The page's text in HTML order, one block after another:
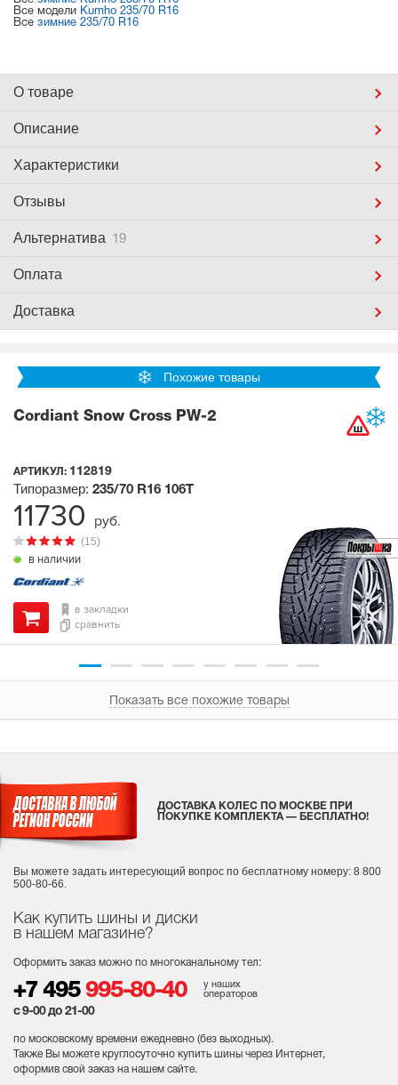
Все модели Kumho 235/70 R16
Все зимние 235/70 R16
О товаре
Описание
Характеристики
Отзывы
Альтернатива 19
Оплата
Доставка
Похожие товары
Cordiant Snow Cross PW-2
АРТИКУЛ: 112819
в наличии
(15)
Типоразмер: 235/70 R16 106T
в закладки
сравнить
11730 руб.
Показать все похожие товары
Как купить шины и диски
в нашем магазине?
Оформить заказ можно по многоканальному тел:
+7 495 995-80-40
у наших
операторов
с 9-00 до 21-00
по московскому времени ежедневно (без выходных).
Также Вы можете круглосуточно купить шины через Интернет,
оформив свой заказ на нашем сайте.
ДОСТАВКА КОЛЕС ПО МОСКВЕ ПРИ
ПОКУПКЕ КОМПЛЕКТА — БЕСПЛАТНО!
Вы можете задать интересующий вопрос по бесплатному номеру: 8 800
500-80-66.